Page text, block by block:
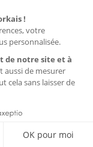
pas du tout !
visite avec votre